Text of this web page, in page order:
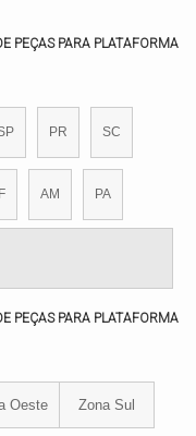
PEÇAS PARA PLATAFORMA
PR SC
AM PA
PEÇAS PARA PLATAFORMA
Oeste Zona Sul